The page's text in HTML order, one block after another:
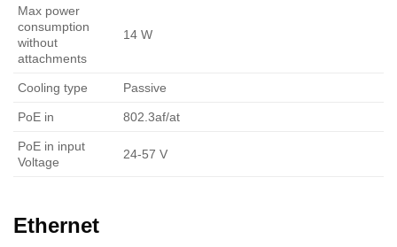
Max power
consumption
without
attachments
14 W
Cooling type Passive
PoE in 802.3af/at
PoE in input
Voltage
24-57 V
Ethernet